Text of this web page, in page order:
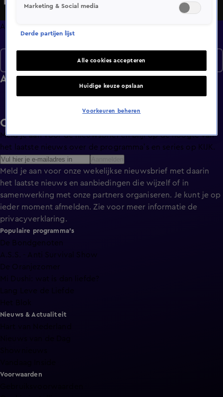
Afleveringen
Afleveringen
Ontvang de KIJK-nieuwsbrief
Meld je aan voor de nieuwsbrief en blijf op de hoogte van
het laatste nieuws over de programma’s en series op KIJK.
Meld je aan voor onze wekelijkse nieuwsbrief met daarin
het laatste nieuws en aanbiedingen die wijzelf of in
samenwerking met onze partners organiseren. Je kunt je op
ieder moment afmelden. Zie voor meer informatie de
privacyverklaring.
Populaire programma's
De Bondgenoten
A.S.S. - Anti Survival Show
De Oranjezomer
Mi Dushi: wat is dan liefde?
Lang Leve de Liefde
Het Blok
Nieuws & Actualiteit
Voorwaarden
Marketing & Social media
Derde partijen lijst
Alle cookies accepteren
Huidige keuze opslaan
Voorkeuren beheren